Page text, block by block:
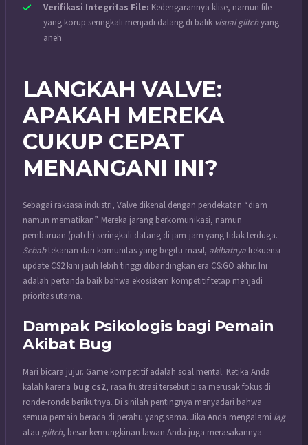
Verifikasi Integritas File: Kedengarannya klise, namun file
yang korup seringkali menjadi dalang di balik visual glitchyang
aneh.
LANGKAH VALVE:
APAKAH MEREKA
CUKUP CEPAT
MENANGANI INI?
Sebagai raksasa industri, Valve dikenal dengan pendekatan “diam
namun mematikan”. Mereka jarang berkomunikasi, namun
pembaruan (patch) seringkali datang di jam-jam yang tidak terduga.
Sebabtekanan dari komunitas yang begitu masif, akibatnyafrekuensi
update CS2 kini jauh lebih tinggi dibandingkan era CS:GO akhir. Ini
adalah pertanda baik bahwa ekosistem kompetitif tetap menjadi
prioritas utama.
Dampak Psikologis bagi Pemain
Akibat Bug
Mari bicara jujur. Game kompetitif adalah soal mental. Ketika Anda
kalah karena bug cs2, rasa frustrasi tersebut bisa merusak fokus di
ronde-ronde berikutnya. Di sinilah pentingnya menyadari bahwa
semua pemain berada di perahu yang sama. Jika Anda mengalami lag
atau glitch, besar kemungkinan lawan Anda juga merasakannya.